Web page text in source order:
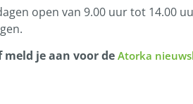
open van 9.00 uur tot 14.00
meld je aan voor deAtorka